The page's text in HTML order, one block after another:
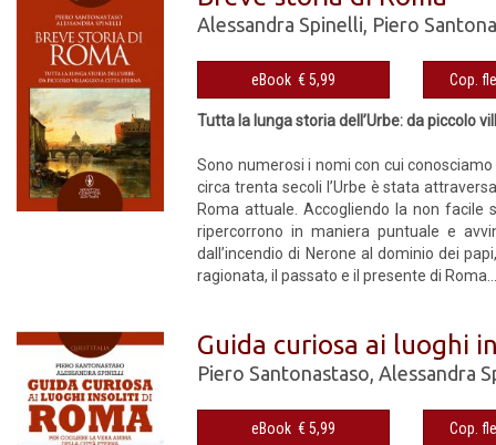
Alessandra Spinelli Piero
eBook € 5,99
Tutta la lunga storia dell’Urbe: da piccolo
Sono numerosi i nomi con cui
circa trenta secoli l’Urbe è stata
Roma attuale. Accogliendo la non facile
ripercorrono in maniera puntuale e
dall’incendio di Nerone al dominio dei
ragionata, il passato e il presente di
Guida curiosa ai luoghi
Piero Santonastaso Alessandra
eBook € 5,99